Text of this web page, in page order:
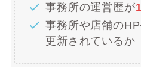
事務所の運営歴が
事務所や店舗の
更新されているか